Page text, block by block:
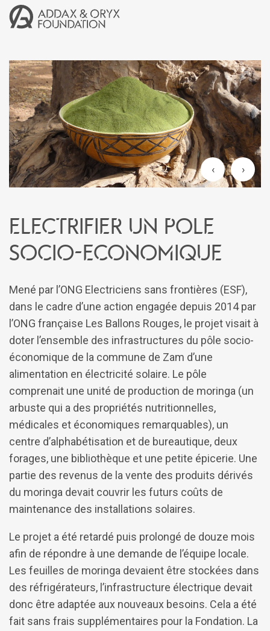
‹ ›
ELECTRIFIER UN POLE
SOCIO-ECONOMIQUE
Mené par l’ONG Electriciens sans frontières (ESF),
dans le cadre d’une action engagée depuis 2014 par
l’ONG française Les Ballons Rouges, le projet visait à
doter l’ensemble des infrastructures du pôle socio-
économique de la commune de Zam d’une
alimentation en électricité solaire. Le pôle
comprenait une unité de production de moringa (un
arbuste qui a des propriétés nutritionnelles,
médicales et économiques remarquables), un
centre d’alphabétisation et de bureautique, deux
forages, une bibliothèque et une petite épicerie. Une
partie des revenus de la vente des produits dérivés
du moringa devait couvrir les futurs coûts de
maintenance des installations solaires.
Le projet a été retardé puis prolongé de douze mois
afin de répondre à une demande de l’équipe locale.
Les feuilles de moringa devaient être stockées dans
des réfrigérateurs, l’infrastructure électrique devait
donc être adaptée aux nouveaux besoins. Cela a été
fait sans frais supplémentaires pour la Fondation. La